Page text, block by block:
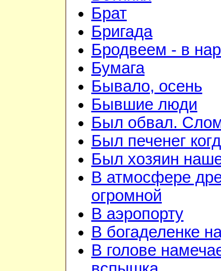
Брат
Бригада
Бродвеем - в
Бумага
Бывало, осень
Бывшие люди
Был обвал.
Был печенег
Был хозяин
В атмосфере
огромной
В аэропорту
В богаделенке
В голове